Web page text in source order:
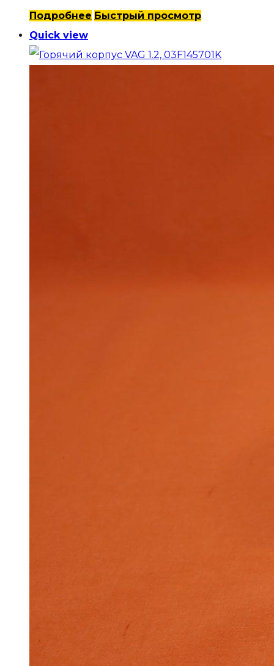
Подробнее Быстрый просмотр
Quick view